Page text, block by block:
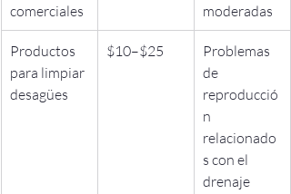
comerciales
moderadas
Productos
para limpiar
desagües
$10–$25
Problemas
de
reproducció
n
relacionado
s con el
drenaje